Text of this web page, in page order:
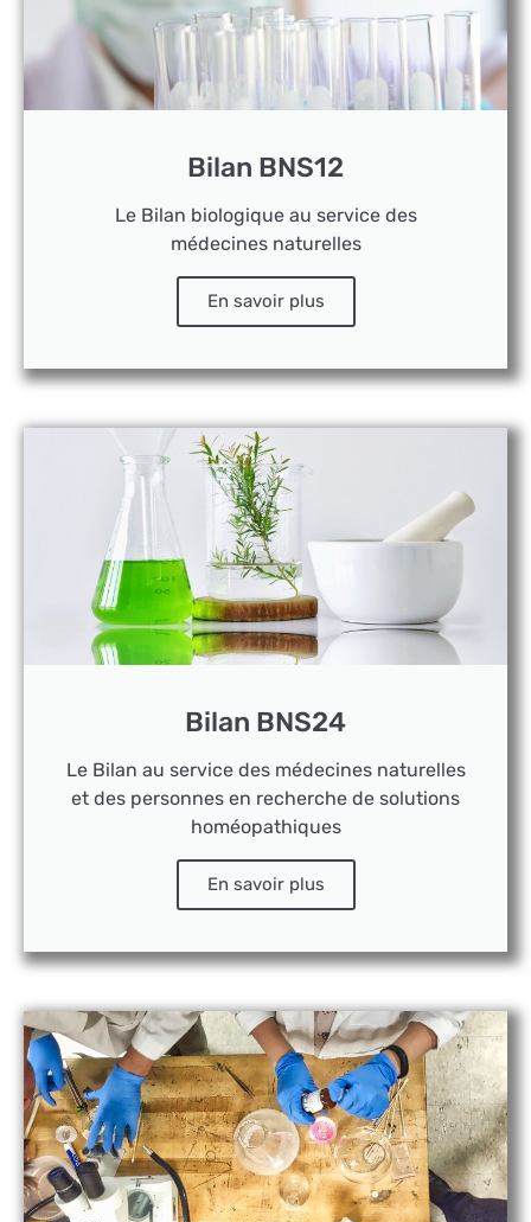
Bilan BNS12
Le Bilan biologique au service des
médecines naturelles
En savoir plus
Bilan BNS24
Le Bilan au service des médecines naturelles
et des personnes en recherche de solutions
homéopathiques
En savoir plus